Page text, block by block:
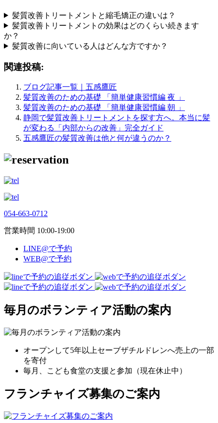
髪質改善トリートメントと縮毛矯正の違いは？
髪質改善トリートメントの効果はどのくらい続きます
か？
髪質改善に向いている人はどんな方ですか？
関連投稿:
ブログ記事一覧｜五感鷹匠
髪質改善のための基礎 「簡単健康習慣編 夜 」
髪質改善のための基礎 「簡単健康習慣編 朝 」
静岡で髪質改善トリートメントを探す方へ。本当に髪
が変わる「内部からの改善」完全ガイド
五感鷹匠の髪質改善は他と何が違うのか？
054-663-0712
営業時間 10:00-19:00
LINE@で予約
WEB@で予約
毎月のボランティア活動の案内
オープンして5年以上セーブザチルドレンへ売上の一部
を寄付
毎月、こども食堂の支援と参加（現在休止中）
フランチャイズ募集のご案内